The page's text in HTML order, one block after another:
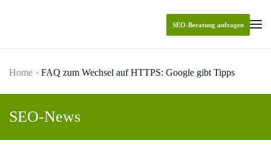
SEO-Beratung anfragen
Home FAQ zum Wechsel auf HTTPS: Google gibt Tipps
SEO-News